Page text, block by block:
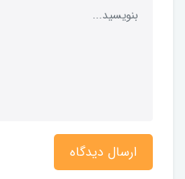
ارسال دیدگاه